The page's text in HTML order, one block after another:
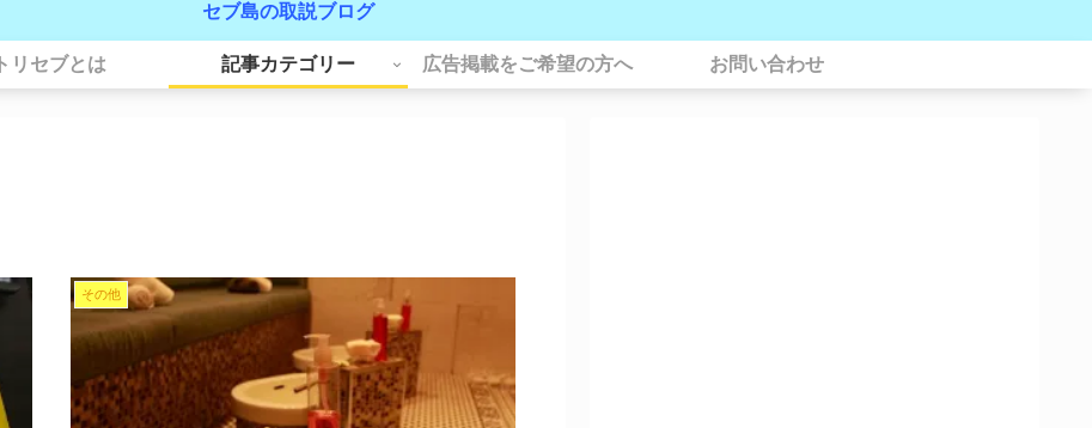
セブ島の取説ブログ
トリセブとは 記事カテゴリー 広告掲載をご希望の方へ お問い合わせ
その他